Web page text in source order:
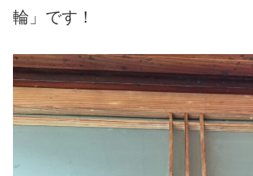
輪」です！